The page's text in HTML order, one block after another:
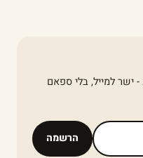
למייל, בלי ספאם
הרשמה